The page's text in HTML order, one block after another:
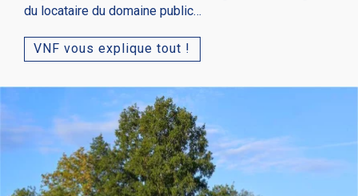
du locataire du domaine public…
VNF vous explique tout !